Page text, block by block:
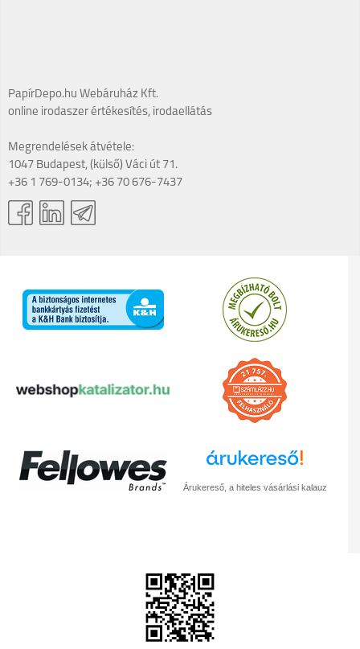
PapírDepo.hu Webáruház Kft.
online irodaszer értékesítés, irodaellátás
Megrendelések átvétele:
1047 Budapest, (külső) Váci út 71.
+36 1 769-0134; +36 70 676-7437
Árukereső, a hiteles vásárlási kalauz